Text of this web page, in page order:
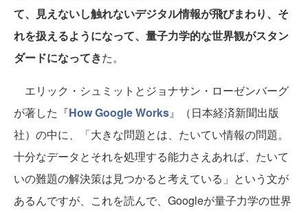
て、見えないし触れないデジタル情報が飛びまわり、そ
れを扱えるようになって、量子力学的な世界観がスタン
ダードになってきた。
エリック・シュミットとジョナサン・ローゼンバーグ
が著した『How Google Works』（日本経済新聞出版
社）の中に、「大きな問題とは、たいてい情報の問題。
十分なデータとそれを処理する能力さえあれば、たいて
いの難題の解決策は見つかると考えている」という文が
あるんですが、これを読んで、Googleが量子力学の世界